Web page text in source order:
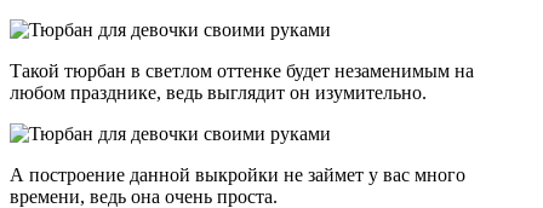
Такой тюрбан в светлом оттенке будет незаменимым на
любом празднике, ведь выглядит он изумительно.
А построение данной выкройки не займет у вас много
времени, ведь она очень проста.